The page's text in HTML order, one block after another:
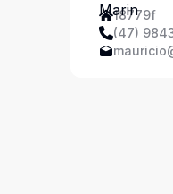
18779f
(47)